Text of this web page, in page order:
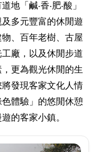
地「鹹‧香‧肥‧酸」
多元豐富的休閒遊
、百年老樹、古屋
廠，以及休閒步道
更為觀光休閒的生
發現客家文化人情
體驗」的悠閒休憩
的客家小鎮。